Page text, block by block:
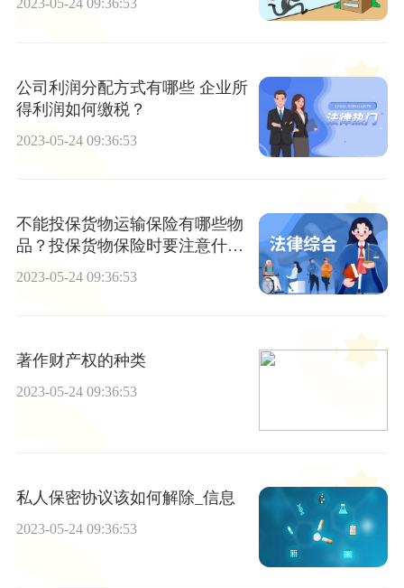
2023-05-24 09:36:53
公司利润分配方式有哪些 企业所
得利润如何缴税？
2023-05-24 09:36:53
不能投保货物运输保险有哪些物
品？投保货物保险时要注意什
2023-05-24 09:36:53
著作财产权的种类
2023-05-24 09:36:53
私人保密协议该如何解除_信息
2023-05-24 09:36:53